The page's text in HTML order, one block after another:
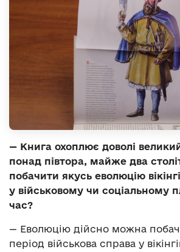
— Книга охоплює доволі
понад півтора, майже два
побачити якусь еволюцію
у військовому чи соціальному
час?
— Еволюцію дійсно можна
період військова справа у